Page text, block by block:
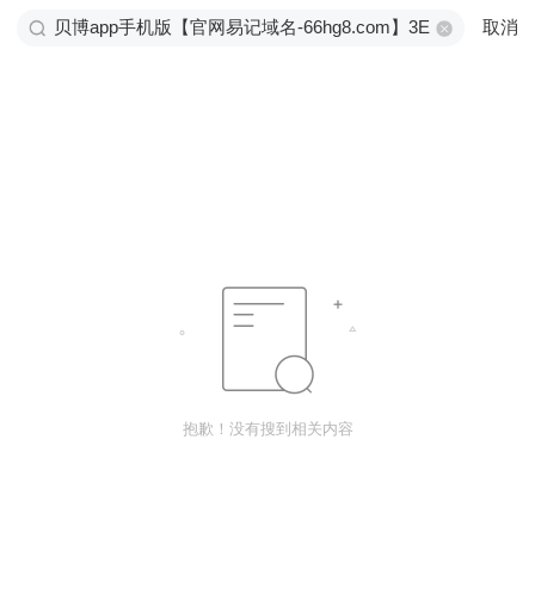
取消
抱歉！没有搜到相关内容